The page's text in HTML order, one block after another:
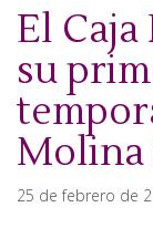
El Caja
su
Molina
25 de febrero de